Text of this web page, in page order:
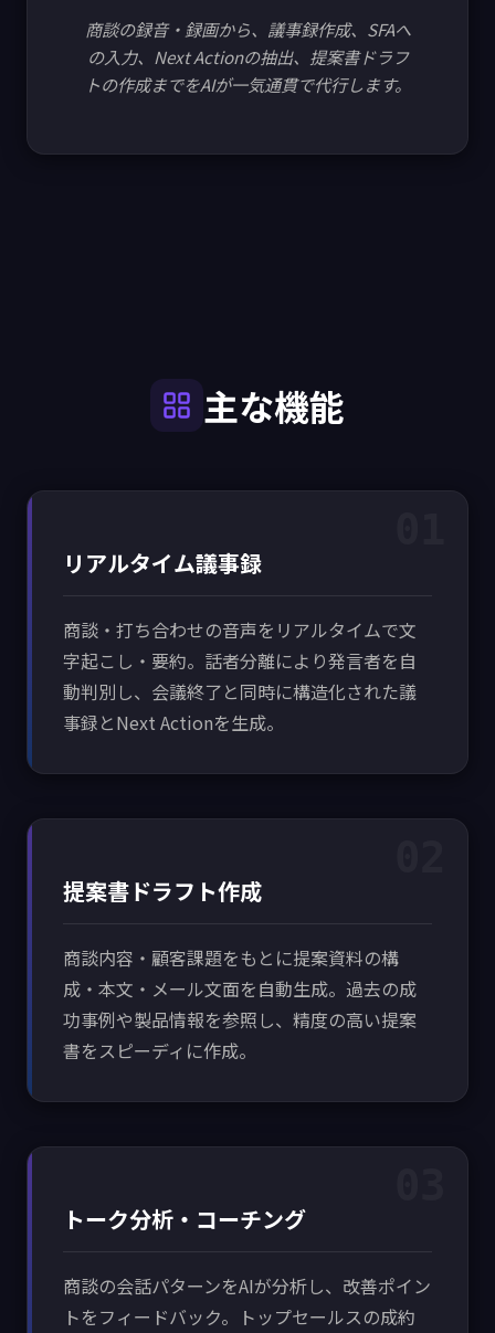
商談の録音・録画から、議事録作成、SFAへ
の入力、Next Actionの抽出、提案書ドラフ
トの作成までをAIが一気通貫で代行します。
主な機能
リアルタイム議事録
商談・打ち合わせの音声をリアルタイムで文
字起こし・要約。話者分離により発言者を自
動判別し、会議終了と同時に構造化された議
事録とNext Actionを生成。
提案書ドラフト作成
商談内容・顧客課題をもとに提案資料の構
成・本文・メール文面を自動生成。過去の成
功事例や製品情報を参照し、精度の高い提案
書をスピーディに作成。
トーク分析・コーチング
商談の会話パターンをAIが分析し、改善ポイン
トをフィードバック。トップセールスの成約